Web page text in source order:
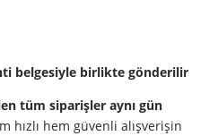
belgesiyle birlikte gönderilir
tüm siparişler aynı gün
hızlı hem güvenli alışverişin